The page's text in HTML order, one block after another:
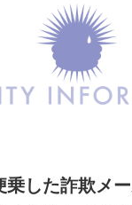
乗した詐欺メ